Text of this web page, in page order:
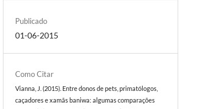
Publicado
01-06-2015
Como Citar
Vianna, J. (2015). Entre donos de pets, primatólogos,
caçadores e xamãs baniwa: algumas comparações